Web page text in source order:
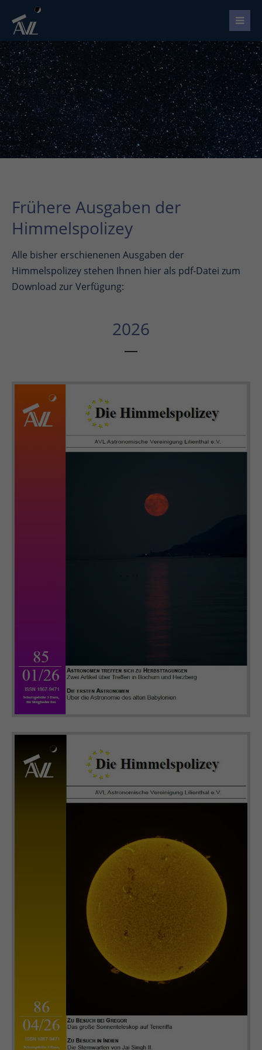
Frühere Ausgaben der
Himmelspolizey
Alle bisher erschienenen Ausgaben der
Himmelspolizey stehen Ihnen hier als pdf-Datei zum
Download zur Verfügung:
2026